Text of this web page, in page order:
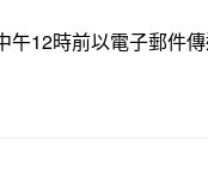
午12時前以電子郵件